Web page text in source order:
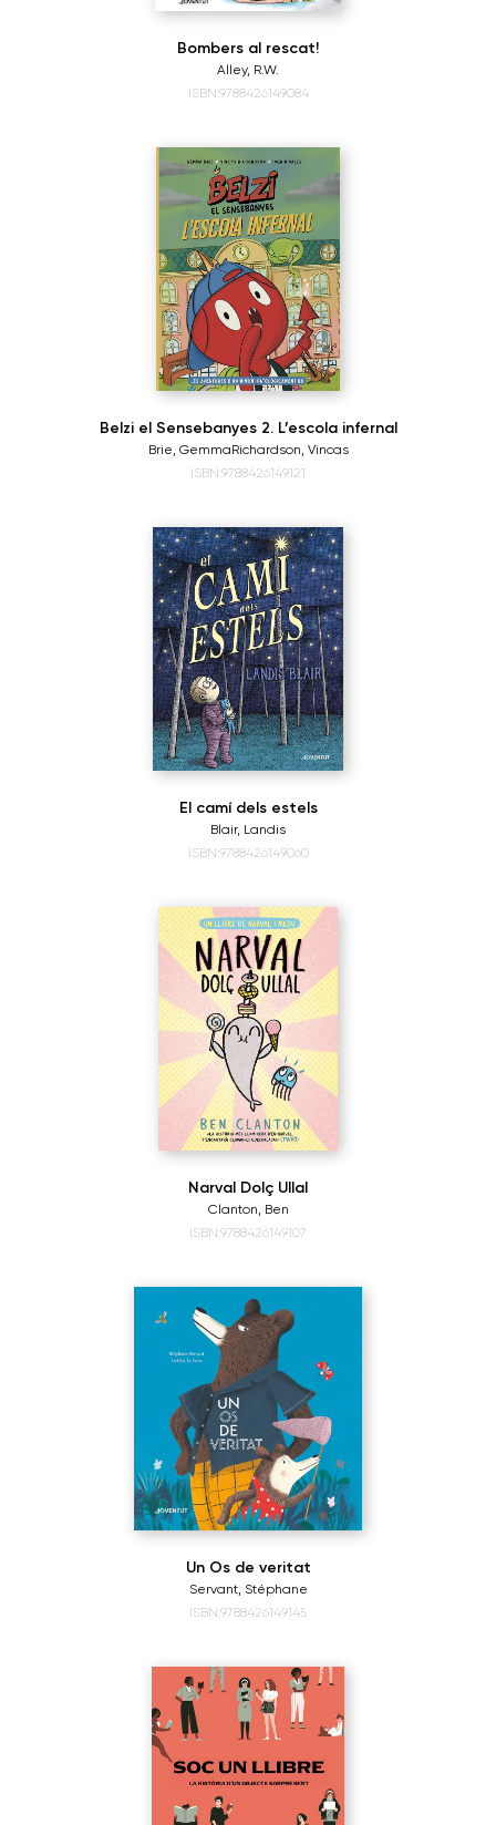
Bombers al rescat!
Alley, R.W.
ISBN:9788426149084
Belzi el Sensebanyes 2. L’escola infernal
Brie, GemmaRichardson, Vincas
ISBN:9788426149121
El camí dels estels
Blair, Landis
ISBN:9788426149060
Narval Dolç Ullal
Clanton, Ben
ISBN:9788426149107
Un Os de veritat
Servant, Stéphane
ISBN:9788426149145